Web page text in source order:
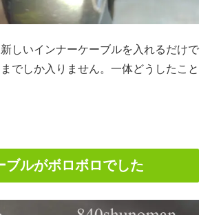
しいインナーケーブルを入れるだけで
でしか入りません。一体どうしたこと
ブルがボロボロでした